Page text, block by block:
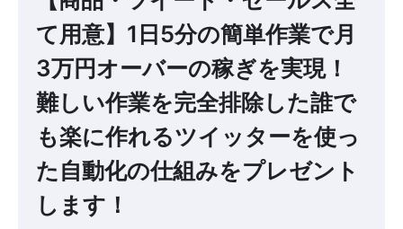
て用意】1日5分の簡単作業で月
3万円オーバーの稼ぎを実現！
難しい作業を完全排除した誰で
も楽に作れるツイッターを使っ
た自動化の仕組みをプレゼント
します！